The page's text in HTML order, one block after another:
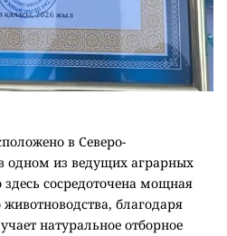
в Северо-
одном из ведущих аграрных
сосредоточена мощная
благодаря
натуральное отборное